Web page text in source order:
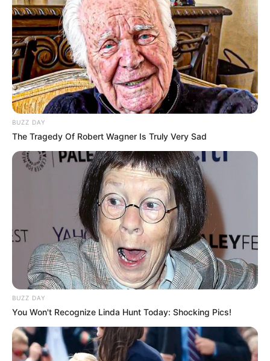
10 Universitas Terbaik di
Surabaya, Jadi Incaran
Calon Mahasiswa
Sejarah Bataviasche
Nouvelles, Koran Pertama
yang Terbit di Indonesia
BUZZ DAY
The Tragedy Of Robert Wagner Is Truly Very Sad
BUZZ DAY
You Won't Recognize Linda Hunt Today: Shocking Pics!